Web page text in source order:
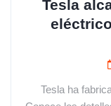
Tesla
Tesla ha